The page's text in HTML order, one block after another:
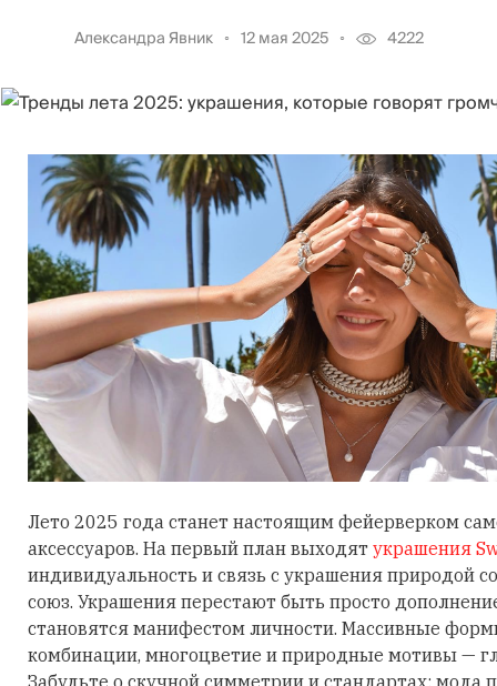
Александра Явник 12 мая 2025 4222
Лето 2025 года станет настоящим фейерверком
аксессуаров. На первый план выходят украшения
индивидуальность и связь с украшения природой
союз. Украшения перестают быть просто
становятся манифестом личности. Массивные
комбинации, многоцветие и природные мотивы —
Забудьте о скучной симметрии и стандартах: мода